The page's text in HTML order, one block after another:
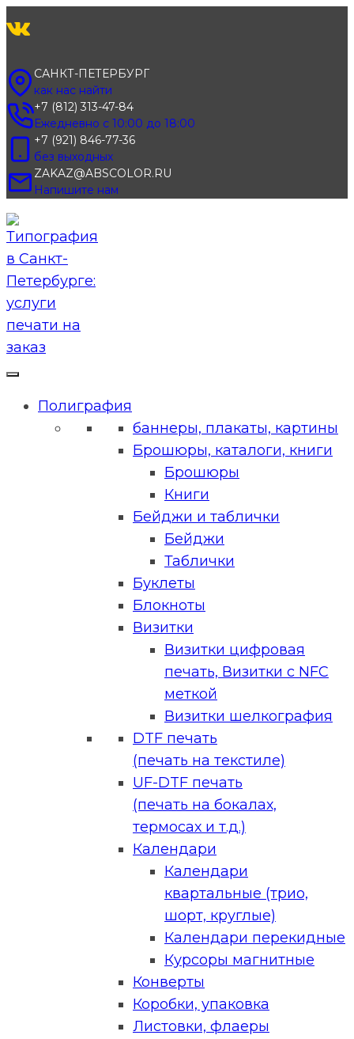
к
САНКТ-ПЕТЕРБУРГ
как нас найти
+7 (812) 313-47-84
Ежедневно с 10:00 до 18:00
+7 (921) 846-77-36
без выходных
ZAKAZ@ABSCOLOR.RU
Напишите нам
Полиграфия
баннеры, плакаты, картины
Брошюры, каталоги, книги
Брошюры
Книги
Бейджи и таблички
Бейджи
Таблички
Буклеты
Блокноты
Визитки
Визитки цифровая
печать, Визитки с NFC
меткой
Визитки шелкография
DTF печать
(печать на текстиле)
UF-DTF печать
(печать на бокалах,
термосах и т.д.)
Календари
Календари
квартальные (трио,
шорт, круглые)
Календари перекидные
Курсоры магнитные
Конверты
Коробки, упаковка
Листовки, флаеры